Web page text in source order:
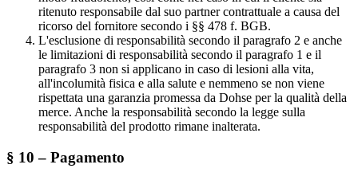
ritenuto responsabile dal suo partner contrattuale a causa del
ricorso del fornitore secondo i §§ 478 f. BGB.
L'esclusione di responsabilità secondo il paragrafo 2 e anche
le limitazioni di responsabilità secondo il paragrafo 1 e il
paragrafo 3 non si applicano in caso di lesioni alla vita,
all'incolumità fisica e alla salute e nemmeno se non viene
rispettata una garanzia promessa da Dohse per la qualità della
merce. Anche la responsabilità secondo la legge sulla
responsabilità del prodotto rimane inalterata.
§ 10 – Pagamento